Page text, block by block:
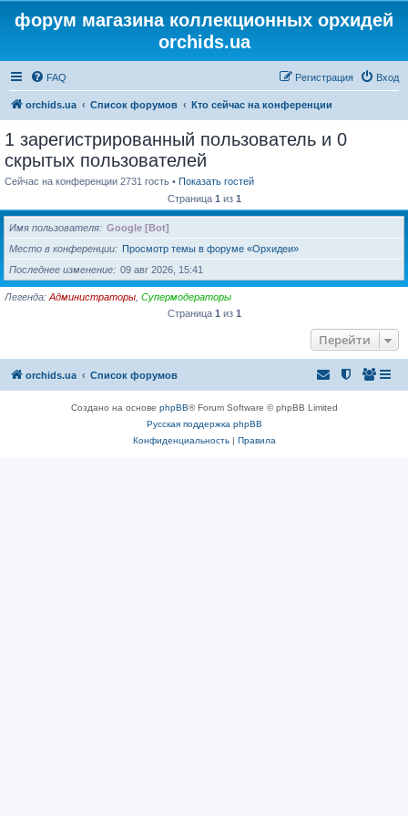
форум магазина коллекционных орхидей
orchids.ua
FAQ Вход
Регистрация
orchids.ua Список форумов Кто сейчас на конференции
1 зарегистрированный пользователь и 0
скрытых пользователей
Сейчас на конференции 2731 гость • Показать гостей
Страница 1 из 1
Имя пользователя
Google [Bot]
Место в конференции
Просмотр темы в форуме «Орхидеи»
Последнее изменение
09 авг 2026, 15:41
Легенда: Администраторы Супермодераторы
Страница 1 из 1
Перейти
orchids.ua Список форумов
Создано на основе phpBB® Forum Software © phpBB Limited
Русская поддержка phpBB
Конфиденциальность| Правила